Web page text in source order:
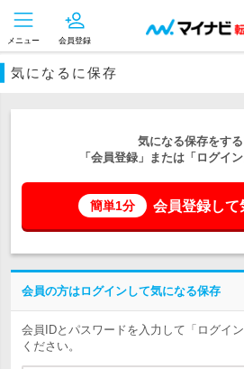
メニュー 会員登録
気になるに保存
気になる保存をす
「会員登録」または「ログイ
簡単1分 会員登録して
会員の方はログインして気になる保存
会員IDとパスワードを入力して「ログイ
ください。